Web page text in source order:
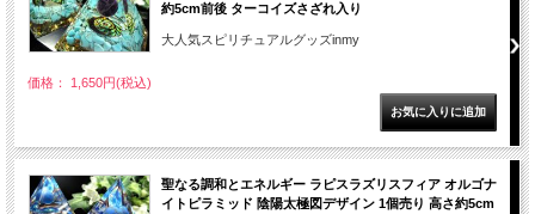
約5cm前後 ターコイズさざれ入り
大人気スピリチュアルグッズinmy
価格： 1,650円(税込)
聖なる調和とエネルギー ラピスラズリスフィア オルゴナ
イトピラミッド 陰陽太極図デザイン 1個売り 高さ約5cm